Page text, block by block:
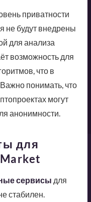
приватности
не будут внедрены
для анализа
возможность для
что в
понимать, что
могут
анонимности.
для
сервисы для
стабилен.